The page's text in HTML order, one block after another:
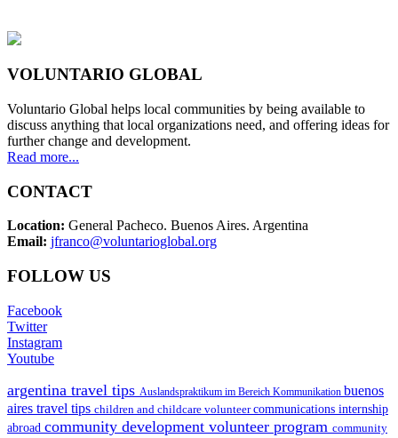
VOLUNTARIO GLOBAL
Voluntario Global helps local communities by being available to
discuss anything that local organizations need, and offering ideas for
further change and development.
Read more...
CONTACT
Location: General Pacheco. Buenos Aires. Argentina
Email: jfranco@voluntarioglobal.org
FOLLOW US
Facebook
Twitter
Instagram
Youtube
argentina travel tips Auslandspraktikum im Bereich Kommunikation buenos
aires travel tips children and childcare volunteercommunications internship
abroad community development volunteer program community